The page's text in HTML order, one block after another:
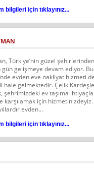
bilgileri için tıklayınız...
Türkiye’nin güzel
gün gelişmeye devam ediyor.
evden eve nakliyat hizmeti
hale gelmektedir. Çelik
şehrimizdeki ev taşıma
karşılamak için hizmetinizdeyiz.
evden...
bilgileri için tıklayınız...